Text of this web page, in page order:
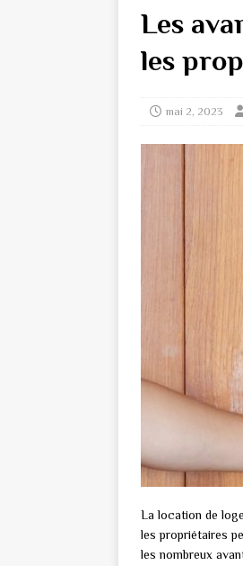
Les
les
mai 2, 2023
La location de
les propriétaires
les nombreux